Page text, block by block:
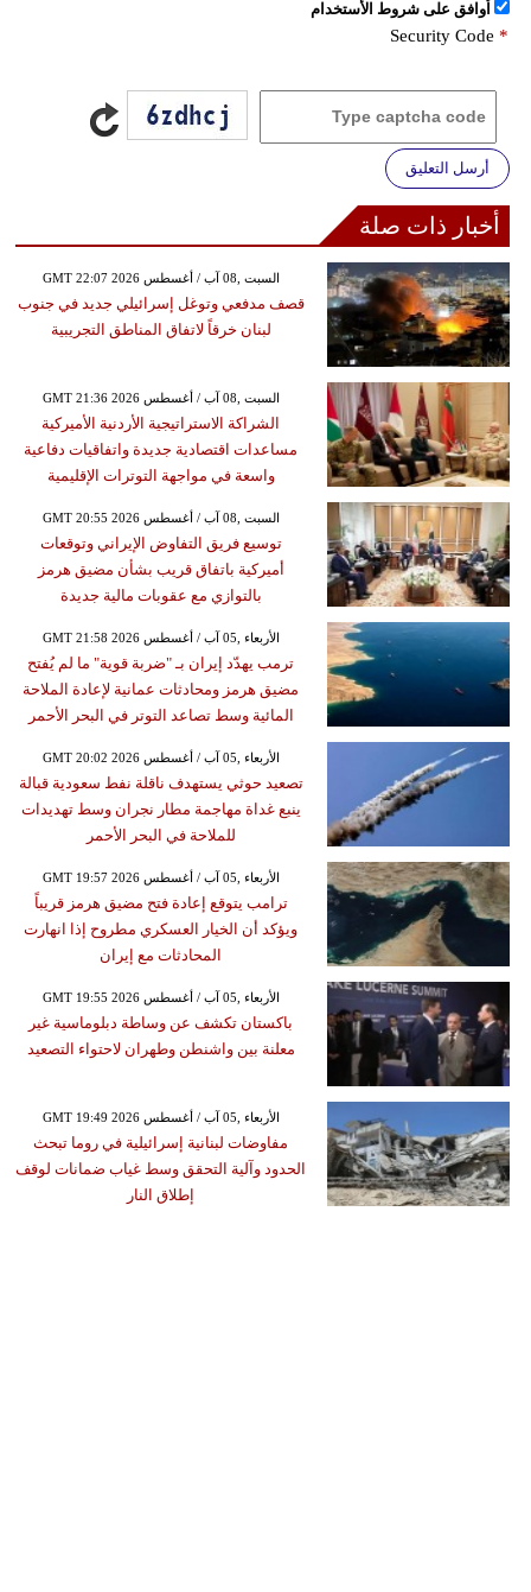
اُوافق على شروط الأستخدام
Security Code *
أرسل التعليق
أخبار ذات صلة
GMT 22:07 2026 السبت ,08 آب / أغسطس
قصف مدفعي وتوغل إسرائيلي جديد في جنوب
لبنان خرقاً لاتفاق المناطق التجريبية
GMT 21:36 2026 السبت ,08 آب / أغسطس
الشراكة الاستراتيجية الأردنية الأميركية
مساعدات اقتصادية جديدة واتفاقيات دفاعية
واسعة في مواجهة التوترات الإقليمية
GMT 20:55 2026 السبت ,08 آب / أغسطس
توسيع فريق التفاوض الإيراني وتوقعات
أميركية باتفاق قريب بشأن مضيق هرمز
بالتوازي مع عقوبات مالية جديدة
GMT 21:58 2026 الأربعاء ,05 آب / أغسطس
ترمب يهدّد إيران بـ "ضربة قوية" ما لم يُفتح
مضيق هرمز ومحادثات عمانية لإعادة الملاحة
المائية وسط تصاعد التوتر في البحر الأحمر
GMT 20:02 2026 الأربعاء ,05 آب / أغسطس
تصعيد حوثي يستهدف ناقلة نفط سعودية قبالة
ينبع غداة مهاجمة مطار نجران وسط تهديدات
للملاحة في البحر الأحمر
GMT 19:57 2026 الأربعاء ,05 آب / أغسطس
ترامب يتوقع إعادة فتح مضيق هرمز قريباً
ويؤكد أن الخيار العسكري مطروح إذا انهارت
المحادثات مع إيران
GMT 19:55 2026 الأربعاء ,05 آب / أغسطس
باكستان تكشف عن وساطة دبلوماسية غير
معلنة بين واشنطن وطهران لاحتواء التصعيد
GMT 19:49 2026 الأربعاء ,05 آب / أغسطس
مفاوضات لبنانية إسرائيلية في روما تبحث
الحدود وآلية التحقق وسط غياب ضمانات لوقف
إطلاق النار